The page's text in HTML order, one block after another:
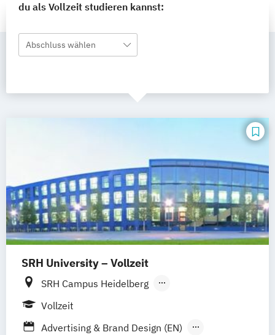
du als Vollzeit studieren kannst:
Abschluss wählen
SRH University – Vollzeit
SRH Campus Heidelberg
SRH Campus Berlin
Vollzeit
Advertising & Brand Design (EN)